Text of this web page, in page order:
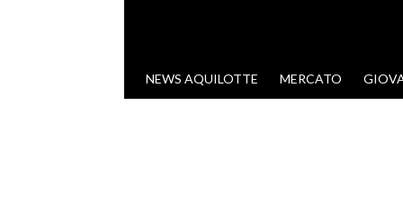
VAI AL CONTENUTO
NEWS AQUILOTTE MERCATO